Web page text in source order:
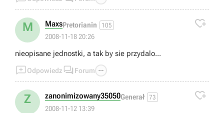
M MaxsPretorianin 105
2008-11-18 20:26

nieopisane jednostki, a tak by sie przydalo...
Odpowiedz  Forum 
Z zanonimizowany35050Generał 73
2008-11-12 13:39
